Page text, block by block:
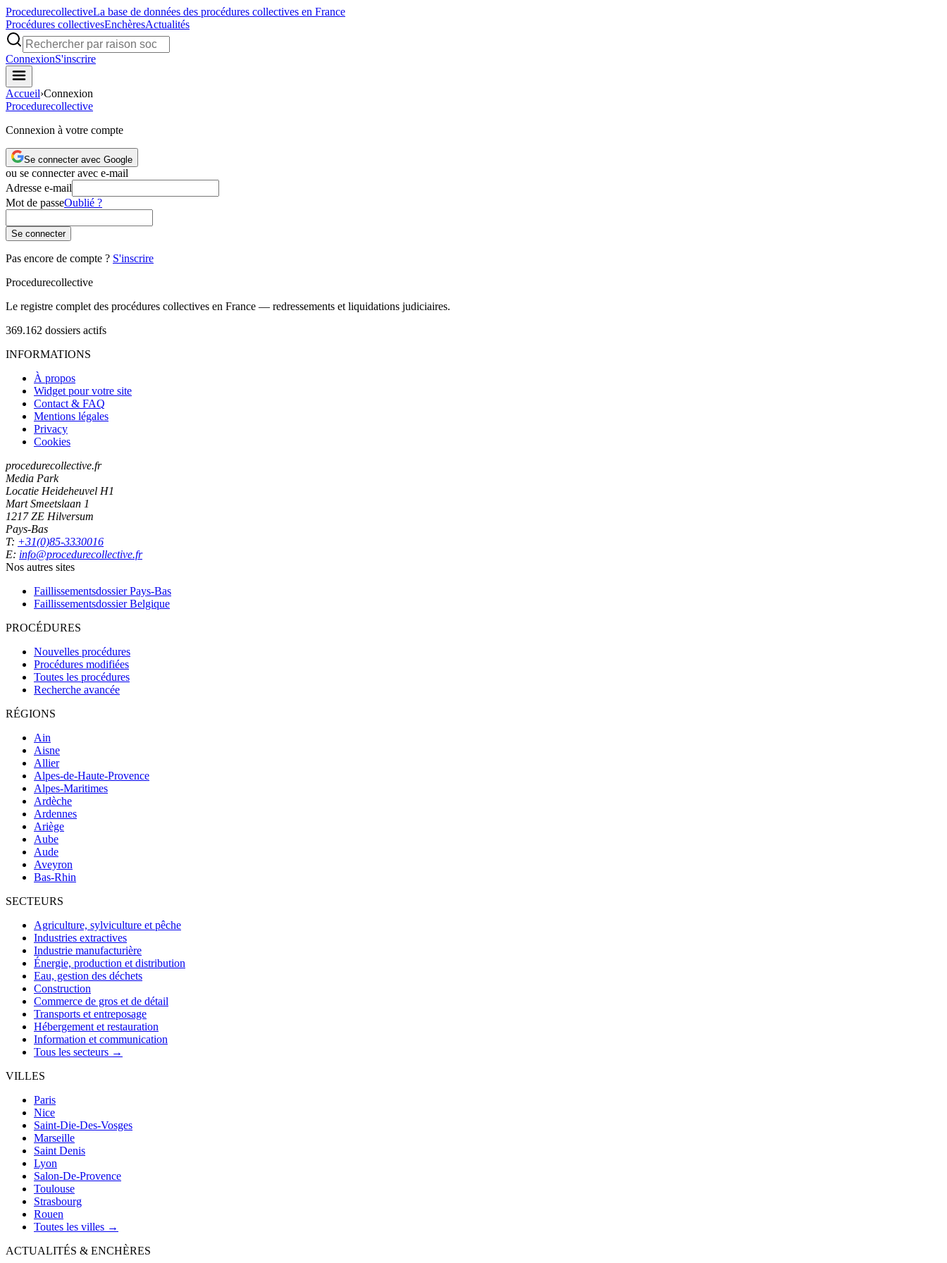
ProcedurecollectiveLa base de données des procédures collectives en France
Procédures collectivesEnchèresActualités
ConnexionS'inscrire
Accueil›Connexion
Procedurecollective
Connexion à votre compte
Se connecter avec Google
ou se connecter avec e-mail
Adresse e-mail
Mot de passeOublié ?
Se connecter
Pas encore de compte ? S'inscrire
Procedurecollective
Le registre complet des procédures collectives en France — redressements et liquidations judiciaires.
369.162 dossiers actifs
INFORMATIONS
À propos
Widget pour votre site
Contact & FAQ
Mentions légales
Privacy
Cookies
procedurecollective.fr
Media Park
Locatie Heideheuvel H1
Mart Smeetslaan 1
1217 ZE Hilversum
Pays-Bas
T: +31(0)85-3330016
E: info@procedurecollective.fr
Nos autres sites
Faillissementsdossier Pays-Bas
Faillissementsdossier Belgique
PROCÉDURES
Nouvelles procédures
Procédures modifiées
Toutes les procédures
Recherche avancée
RÉGIONS
Ain
Aisne
Allier
Alpes-de-Haute-Provence
Alpes-Maritimes
Ardèche
Ardennes
Ariège
Aube
Aude
Aveyron
Bas-Rhin
SECTEURS
Agriculture, sylviculture et pêche
Industries extractives
Industrie manufacturière
Énergie, production et distribution
Eau, gestion des déchets
Construction
Commerce de gros et de détail
Transports et entreposage
Hébergement et restauration
Information et communication
Tous les secteurs →
VILLES
Paris
Nice
Saint-Die-Des-Vosges
Marseille
Saint Denis
Lyon
Salon-De-Provence
Toulouse
Strasbourg
Rouen
Toutes les villes →
ACTUALITÉS & ENCHÈRES